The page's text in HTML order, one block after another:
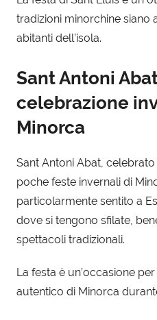
tradizioni minorchine siano
abitanti dell’isola.
Sant Antoni
celebrazione
Minorca
Sant Antoni Abat,
poche feste invernali di
particolarmente sentito a
dove si tengono sfilate,
spettacoli tradizionali.
La festa è un’occasione
autentico di Minorca